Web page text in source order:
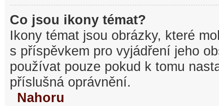
Co jsou ikony témat?
Ikony témat jsou obrázky, které
s příspěvkem pro vyjádření jeho
používat pouze pokud k tomu
příslušná oprávnění.
Nahoru